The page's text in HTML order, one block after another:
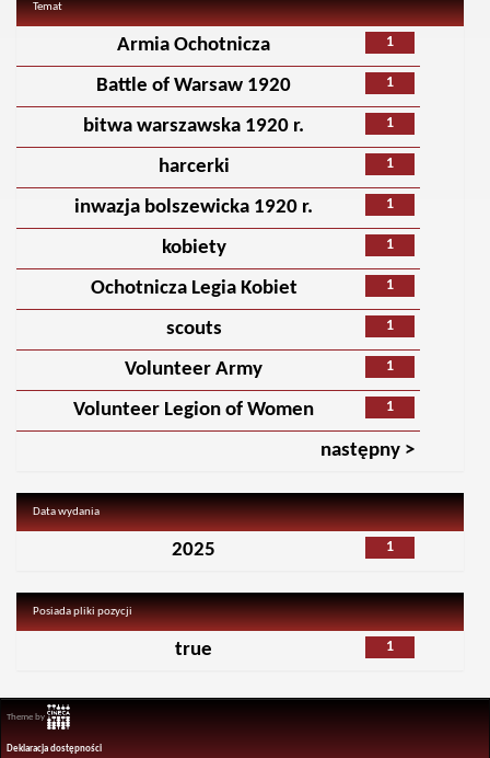
Temat
1
Armia Ochotnicza
1
Battle of Warsaw 1920
1
bitwa warszawska 1920 r.
1
harcerki
1
inwazja bolszewicka 1920 r.
1
kobiety
1
Ochotnicza Legia Kobiet
1
scouts
1
Volunteer Army
1
Volunteer Legion of Women
następny >
Data wydania
1
2025
Posiada pliki pozycji
1
true
Theme by
Deklaracja dostępności